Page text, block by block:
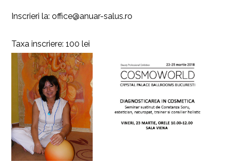
Inscrieri la: office@anuar-salus.ro
Taxa inscriere: 100 lei